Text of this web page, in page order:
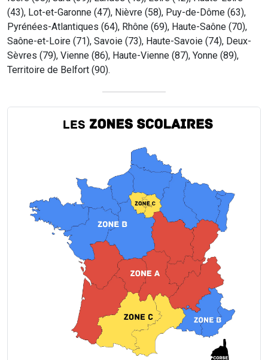
(43), Lot-et-Garonne (47), Nièvre (58), Puy-de-Dôme (63),
Pyrénées-Atlantiques (64), Rhône (69), Haute-Saône (70),
Saône-et-Loire (71), Savoie (73), Haute-Savoie (74), Deux-
Sèvres (79), Vienne (86), Haute-Vienne (87), Yonne (89),
Territoire de Belfort (90).